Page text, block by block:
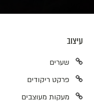
עיצוב
שערים
פרקט ריקודים
מעקות מעוצבים